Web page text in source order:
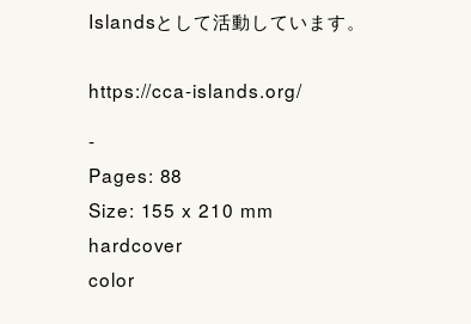
Islandsとして活動しています。
https://cca-islands.org/
-
Pages: 88
Size: 155 x 210 mm
hardcover
color